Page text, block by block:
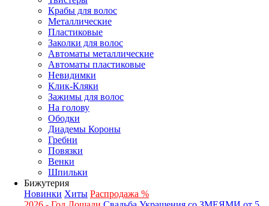
Крабы для волос
Металлические
Пластиковые
Заколки для волос
Автоматы металлические
Автоматы пластиковые
Невидимки
Клик-Кляки
Зажимы для волос
На голову
Ободки
Диадемы Короны
Гребни
Повязки
Венки
Шпильки
Бижутерия
Новинки Хиты Распродажа %